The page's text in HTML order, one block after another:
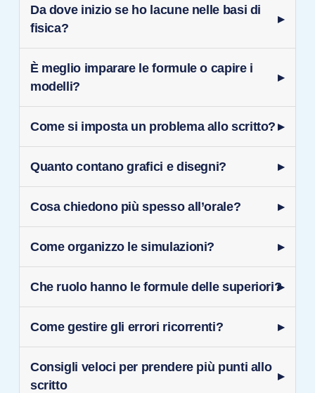
Da dove inizio se ho lacune nelle basi di
fisica?
È meglio imparare le formule o capire i
modelli?
Come si imposta un problema allo scritto?
Quanto contano grafici e disegni?
Cosa chiedono più spesso all’orale?
Come organizzo le simulazioni?
Che ruolo hanno le formule delle superiori?
Come gestire gli errori ricorrenti?
Consigli veloci per prendere più punti allo
scritto